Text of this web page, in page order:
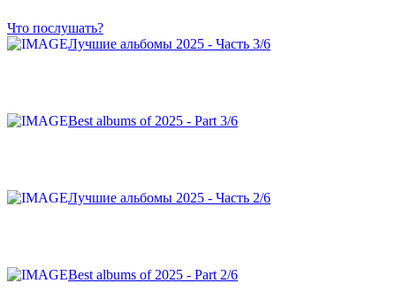
Что послушать?
Лучшие альбомы 2025 - Часть 3/6
Best albums of 2025 - Part 3/6
Лучшие альбомы 2025 - Часть 2/6
Best albums of 2025 - Part 2/6